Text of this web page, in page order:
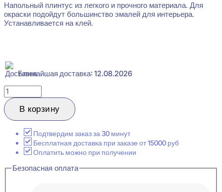
Evroplast 6.53.118 Плинтус напольный Перфом 15x200x2000
Напольный плинтус из легкого и прочного материала. Для
окраски подойдут большинство эмалей для интерьера.
Устанавливается на клей.
Ближайшая доставка: 12.08.2026
Количество
товара
Evroplast
6.53.118
напольный
Перфом
15x200x2000
В корзину
Подтвердим заказ за 30 минут
Бесплатная доставка при заказе от 15000 руб
Оплатить можно при получении
Безопасная оплата